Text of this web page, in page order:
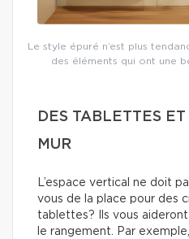
Le style épuré n’est plus
des éléments qui ont une
DES TABLETTES
MUR
L’espace vertical ne doit
vous de la place pour des
tablettes? Ils vous
le rangement. Par